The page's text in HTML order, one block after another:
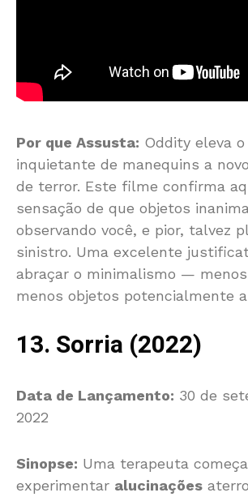
Por que Assusta: Oddity eleva
inquietante de manequins a
de terror. Este filme confirma
sensação de que objetos
observando você, e pior, talvez
sinistro. Uma excelente
abraçar o minimalismo —
menos objetos potencialmente
13. Sorria (2022)
Data de Lançamento: 30 de
2022
Sinopse: Uma terapeuta
experimentar alucinações